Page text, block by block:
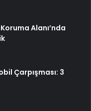
Alanı’nda
Çarpışması: 3